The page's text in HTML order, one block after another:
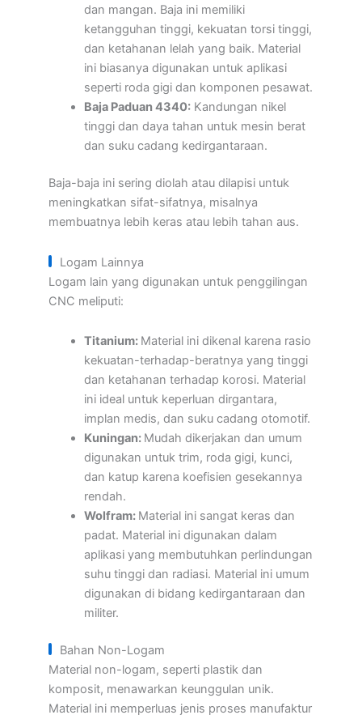
dan mangan. Baja ini memiliki
ketangguhan tinggi, kekuatan torsi tinggi,
dan ketahanan lelah yang baik. Material
ini biasanya digunakan untuk aplikasi
seperti roda gigi dan komponen pesawat.
Baja Paduan 4340:Kandungan nikel
tinggi dan daya tahan untuk mesin berat
dan suku cadang kedirgantaraan.
Baja-baja ini sering diolah atau dilapisi untuk
meningkatkan sifat-sifatnya, misalnya
membuatnya lebih keras atau lebih tahan aus.
Logam Lainnya
Logam lain yang digunakan untuk penggilingan
CNC meliputi:
Titanium: Material ini dikenal karena rasio
kekuatan-terhadap-beratnya yang tinggi
dan ketahanan terhadap korosi. Material
ini ideal untuk keperluan dirgantara,
implan medis, dan suku cadang otomotif.
Kuningan: Mudah dikerjakan dan umum
digunakan untuk trim, roda gigi, kunci,
dan katup karena koefisien gesekannya
rendah.
Wolfram: Material ini sangat keras dan
padat. Material ini digunakan dalam
aplikasi yang membutuhkan perlindungan
suhu tinggi dan radiasi. Material ini umum
digunakan di bidang kedirgantaraan dan
militer.
Bahan Non-Logam
Material non-logam, seperti plastik dan
komposit, menawarkan keunggulan unik.
Material ini memperluas jenis proses manufaktur